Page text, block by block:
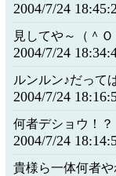
2004/7/24
見してや～（＾Ｏ
2004/7/24
ルンルン♪だって
2004/7/24
何者デショウ！？
2004/7/24
貴様ら一体何者や